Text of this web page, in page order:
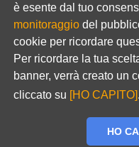
è esente dal tuo
monitoraggio del
cookie per ricordare
Per ricordare la tua
banner, verrà creato un
cliccato su [HO CAPITO].
HO
Email:
Website:www.jallatte.fr
© 2026 JALLATTE - ALL
POLITIQUE DE